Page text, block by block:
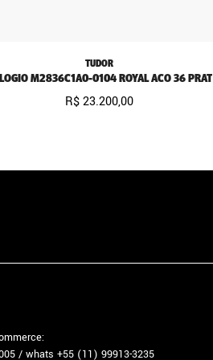
TUDOR
M2836C1A0-0104 ROYAL ACO 36 PRAT
R$23.200,00
/ whats +55 (11) 99913-3235